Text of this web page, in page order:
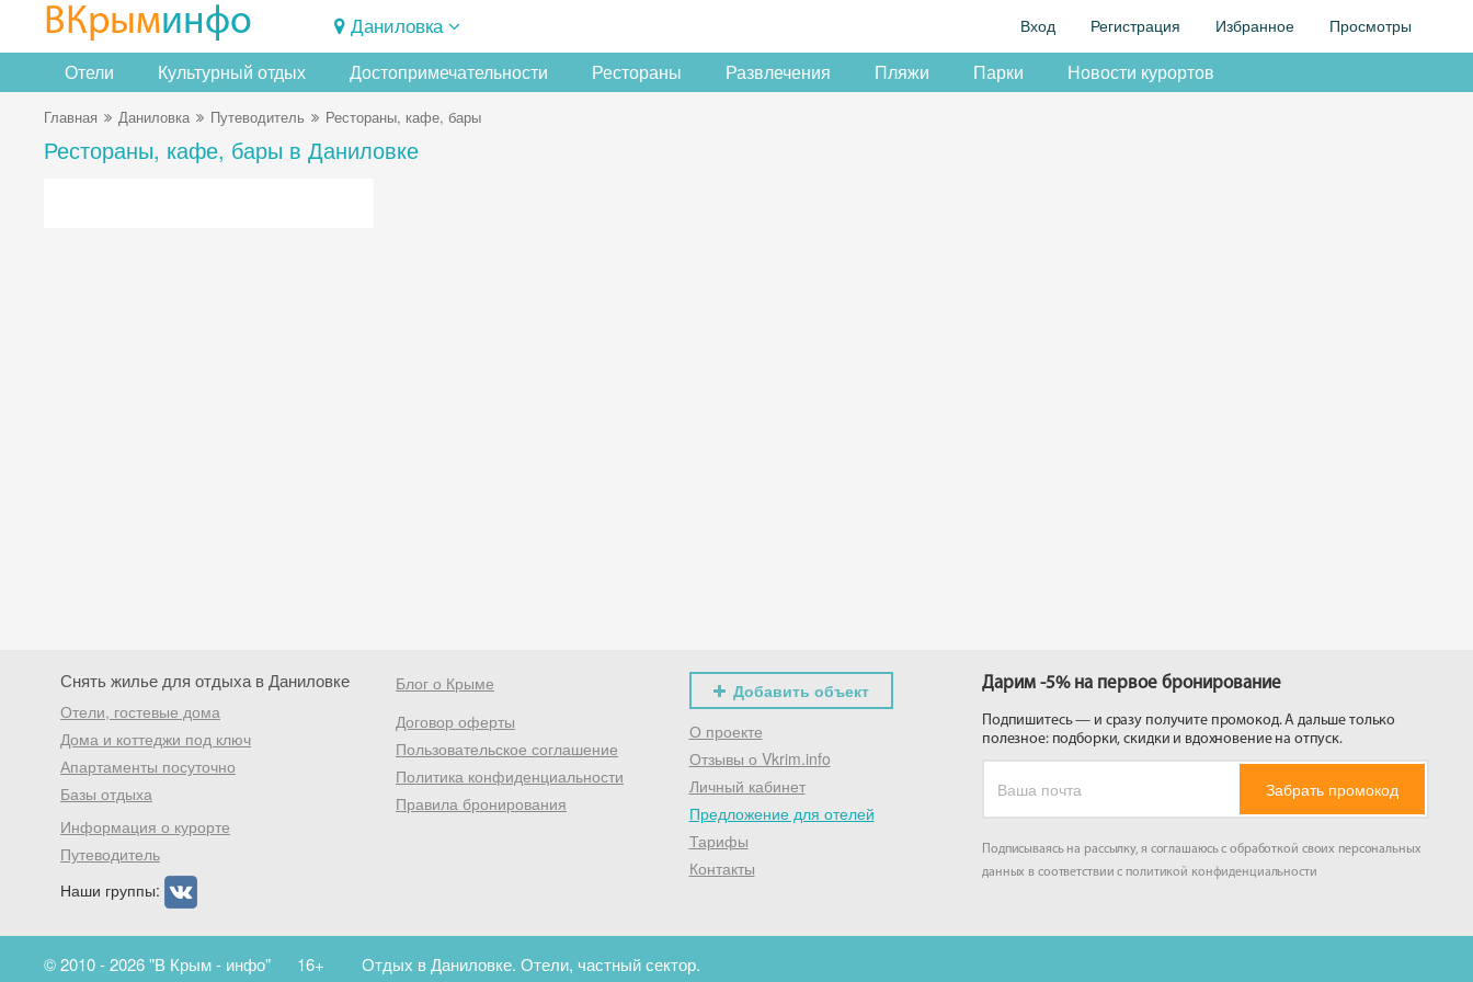
ВКрыминфо Даниловка Вход Регистрация Избранное Просмотры
Отели Культурный отдых Достопримечательности Рестораны Развлечения Пляжи Парки Новости курортов
Главная Даниловка Путеводитель Рестораны, кафе, бары
Рестораны, кафе, бары в Даниловке
Снять жилье для отдыха в Даниловке
Отели, гостевые дома
Дома и коттеджи под ключ
Апартаменты посуточно
Базы отдыха
Информация о курорте
Путеводитель
Наши группы:
Блог о Крыме
Договор оферты
Пользовательское соглашение
Политика конфиденциальности
Правила бронирования
Добавить объект
О проекте
Отзывы о Vkrim.info
Личный кабинет
Предложение для отелей
Тарифы
Контакты
Дарим -5% на первое бронирование
Подпишитесь — и сразу получите промокод. А дальше только
полезное: подборки, скидки и вдохновение на отпуск.
Забрать промокод
Подписываясь на рассылку, я соглашаюсь с обработкой своих персональных
данных в соответствии с политикой конфиденциальности
© 2010 - 2026 "В Крым - инфо" 16+ Отдых в Даниловке. Отели, частный сектор.